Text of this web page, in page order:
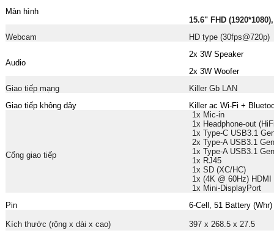
Màn hình
15.6" FHD
Webcam
HD type (30fps@720p)
Audio
2x 3W Speaker
2x 3W Woofer
Giao tiếp mạng
Killer Gb LAN
Giao tiếp không dây
Killer ac Wi-Fi +
Cổng giao tiếp
1x Mic-in
1x Headphone-out
1x Type-C USB3.1
2x Type-A USB3.1
1x Type-A USB3.1
1x RJ45
1x SD (XC/HC)
1x (4K @ 60Hz) HDMI
1x Mini-DisplayPort
Pin
6-Cell, 51 Battery (Whr)
Kích thước (rộng x dài x cao) 397 x 268.5 x 27.5